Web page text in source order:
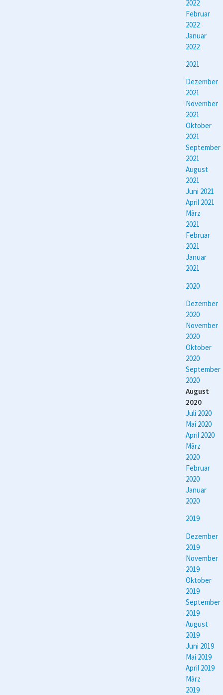
2022
Februar
2022
Januar
2022
2021
Dezember
2021
November
2021
Oktober
2021
September
2021
August
2021
Juni 2021
April 2021
März
2021
Februar
2021
Januar
2021
2020
Dezember
2020
November
2020
Oktober
2020
September
2020
August
2020
Juli 2020
Mai 2020
April 2020
März
2020
Februar
2020
Januar
2020
2019
Dezember
2019
November
2019
Oktober
2019
September
2019
August
2019
Juni 2019
Mai 2019
April 2019
März
2019